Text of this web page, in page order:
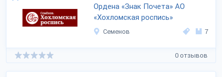
Ордена «Знак Почета» АО
«Хохломская роспись»
Семенов 7
0 отзывов